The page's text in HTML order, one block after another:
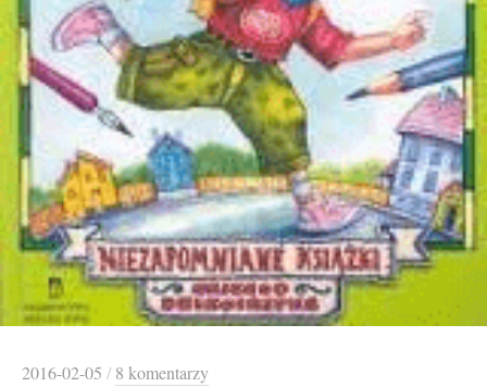
2016-02-05 / 8 komentarzy